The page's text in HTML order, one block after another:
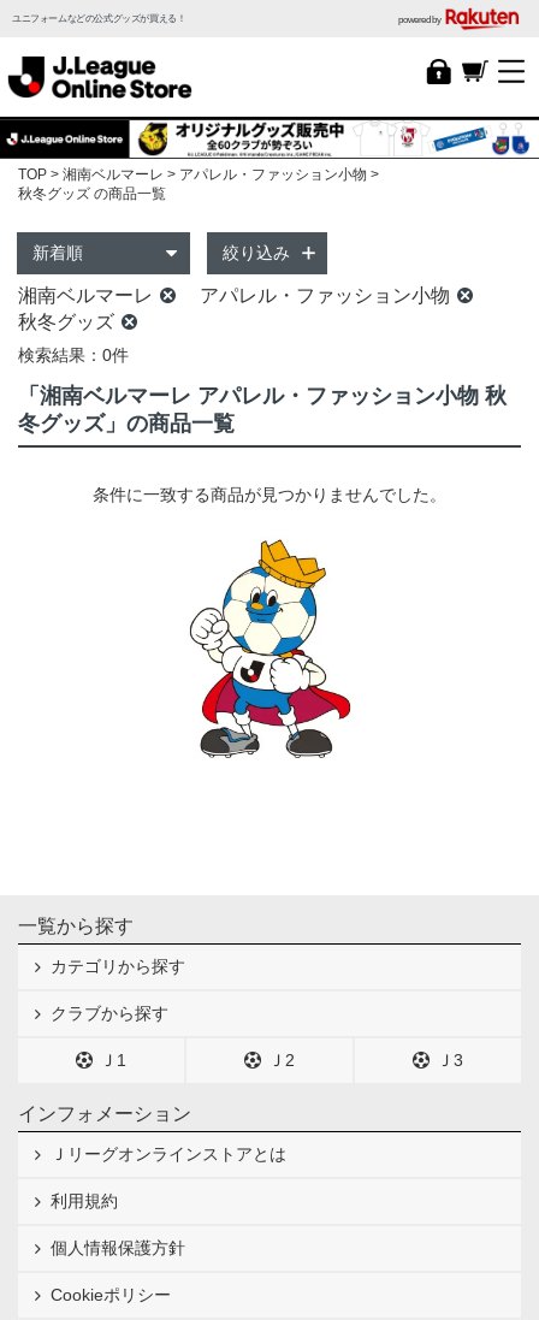
ユニフォームなどの公式グッズが買える！ powered by
TOP 湘南ベルマーレ
アパレル・ファッション小物
秋冬グッズ の商品一覧
絞り込み
湘南ベルマーレ
アパレル・ファッション小物
秋冬グッズ
検索結果：0件
「湘南ベルマーレ アパレル・ファッション小物 秋
冬グッズ」の商品一覧
条件に一致する商品が見つかりませんでした。
一覧から探す
カテゴリから探す
クラブから探す
Ｊ1 Ｊ2 Ｊ3
インフォメーション
Ｊリーグオンラインストアとは
利用規約
個人情報保護方針
Cookieポリシー